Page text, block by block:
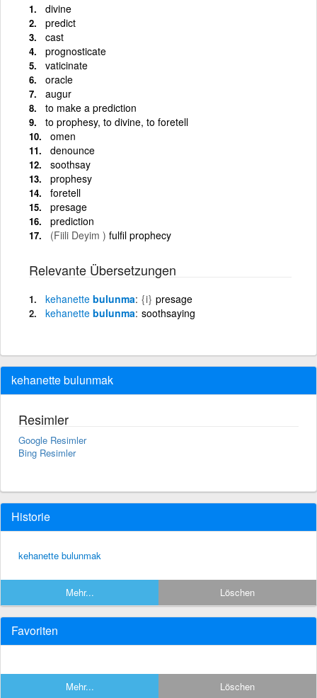
divine
predict
cast
prognosticate
vaticinate
oracle
augur
to make a prediction
to prophesy, to divine, to foretell
omen
denounce
soothsay
prophesy
foretell
presage
prediction
(Fiili Deyim ) fulfil prophecy
Relevante Übersetzungen
kehanette bulunma {i} presage
kehanette bulunma soothsaying
kehanette bulunmak
Resimler
Google Resimler
Bing Resimler
Historie
kehanette bulunmak
Mehr... Löschen
Favoriten
Mehr... Löschen